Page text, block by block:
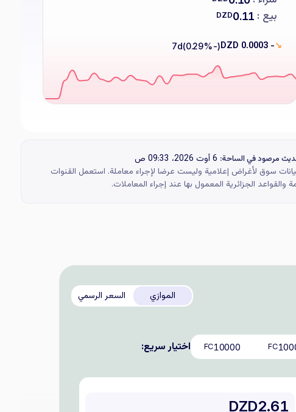
بيع : 0.11
DZD
↘
- 0.0003 DZD
(-0.29%)
7d
مرصود في الساحة: 6 أوت 2026، 09:33 ص
سوق لأغراض إعلامية وليست عرضا لإجراء معاملة. استعمل القنوات
والقواعد الجزائرية المعمول بها عند إجراء المعاملات.
الموازي السعر الرسمي
اختيار سريع: FC
10000
FC